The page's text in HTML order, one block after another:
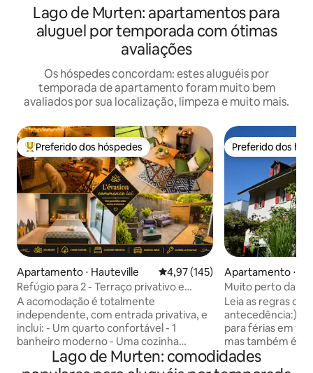
Lago de Murten: apartamentos para
aluguel por temporada com ótimas
avaliações
Os hóspedes concordam: estes aluguéis por
temporada de apartamento foram muito bem
avaliados por sua localização, limpeza e muito mais.
Entre os melhores preferidos dos hóspedes
Preferido dos hóspedes
Apartamento ⋅ Hauteville 4,97 de uma avaliação média de
4,97 (145)
Refúgio para 2 - Terraço privativo e
jacuzzi opcional
A acomodação é totalmente
independente, com entrada privativa, e
inclui: - Um quarto confortável - 1
banheiro moderno - Uma cozinha
completa - Um grande terraço com spa
privativo (mediante custo adicional) com
Preferido dos
Preferido dos
Apartamento ⋅
Muito perto da
Leia as regras da
antecedência:) O
para férias em
mas também é
negócios,
destinos
Lago de Murten: comodidades